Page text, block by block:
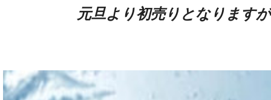
元旦より初売りとなります